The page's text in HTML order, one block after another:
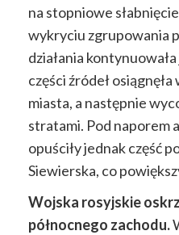
na stopniowe
wykryciu zgrupowania
działania
części źródeł
miasta, a następnie
stratami. Pod naporem
opuściły jednak część
Siewierska, co
Wojska rosyjskie
północnego zachodu.